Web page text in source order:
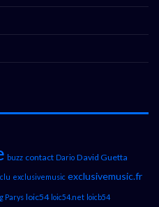
buzz contact Dario David Guetta
exclusivemusic exclusivemusic.fr
Parys loic54 loic54.net loicb54